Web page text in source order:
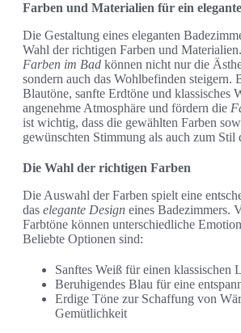
Farben und Materialien für ein
Die Gestaltung eines eleganten
Wahl der richtigen Farben und
Farben im Bad können nicht nur die
sondern auch das Wohlbefinden steigern.
Blautöne, sanfte Erdtöne und klassisches
angenehme Atmosphäre und fördern die
ist wichtig, dass die gewählten Farben
gewünschten Stimmung als auch zum Stil
Die Wahl der richtigen Farben
Die Auswahl der Farben spielt eine
das elegante Design eines Badezimmers.
Farbtöne können unterschiedliche
Beliebte Optionen sind:
Sanftes Weiß für einen klassischen
Beruhigendes Blau für eine
Erdige Töne zur Schaffung von
Gemütlichkeit